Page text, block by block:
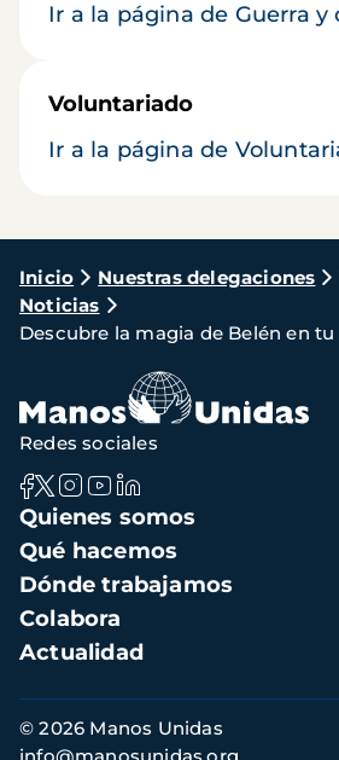
Ir a la página de Guerra y
Voluntariado
Ir a la página de
Ruta
de
navegación
Inicio Nuestras delegaciones
Noticias
Descubre la magia de Belén en
Navegación
principal
Quienes somos
Qué hacemos
Dónde trabajamos
Colabora
Actualidad
Redes sociales
Información
de
© 2026 Manos Unidas